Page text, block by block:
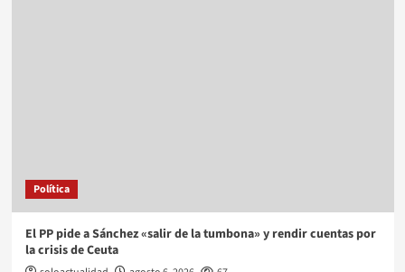
Política
El PP pide a Sánchez «salir de la tumbona» y rendir cuentas por
la crisis de Ceuta